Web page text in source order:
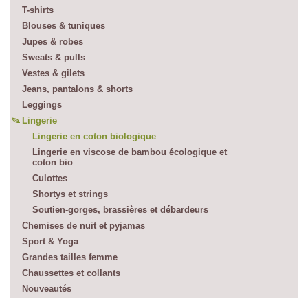
T-shirts
Blouses & tuniques
Jupes & robes
Sweats & pulls
Vestes & gilets
Jeans, pantalons & shorts
Leggings
Lingerie
Lingerie en coton biologique
Lingerie en viscose de bambou écologique et
coton bio
Culottes
Shortys et strings
Soutien-gorges, brassières et débardeurs
Chemises de nuit et pyjamas
Sport & Yoga
Grandes tailles femme
Chaussettes et collants
Nouveautés